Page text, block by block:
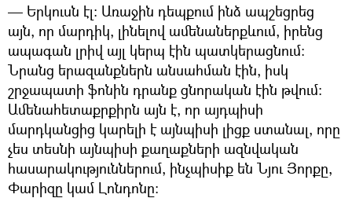
— Երկուսն էլ։ Առաջին դեպքում ինձ ապշեցրեց
այն, որ մարդիկ, լինելով ամենաներքևում, իրենց
ապագան լրիվ այլ կերպ էին պատկերացնում։
Նրանց երազանքներն անսահման էին, իսկ
շրջապատի ֆոնին դրանք ցնորական էին թվում։
Ամենահետաքրքիրն այն է, որ այդպիսի
մարդկանցից կարելի է այնպիսի լիցք ստանալ, որը
չես տեսնի այնպիսի քաղաքների ազնվական
հասարակություններում, ինչպիսիք են Նյու Յորքը,
Փարիզը կամ Լոնդոնը։